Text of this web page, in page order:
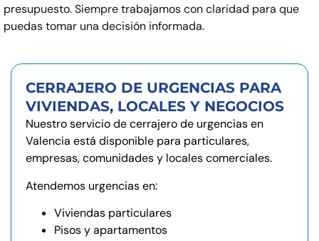
presupuesto. Siempre trabajamos con claridad para que
puedas tomar una decisión informada.
CERRAJERO DE URGENCIAS PARA
VIVIENDAS, LOCALES Y NEGOCIOS
Nuestro servicio de cerrajero de urgencias en
Valencia está disponible para particulares,
empresas, comunidades y locales comerciales.
Atendemos urgencias en:
Viviendas particulares
Pisos y apartamentos